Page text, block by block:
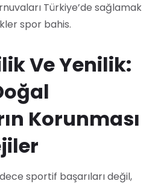
Türkiye’de sağlamak
spor bahis.
Ve Yenilik:
Korunması
sportif başarıları değil,